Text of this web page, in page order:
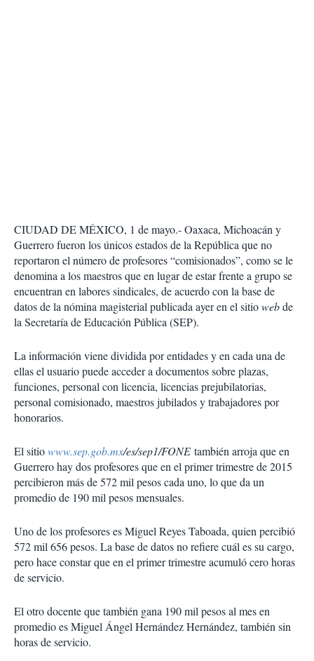
CIUDAD DE MÉXICO, 1 de mayo.- Oaxaca, Michoacán y
Guerrero fueron los únicos estados de la República que no
reportaron el número de profesores “comisionados”, como se le
denomina a los maestros que en lugar de estar frente a grupo se
encuentran en labores sindicales, de acuerdo con la base de
datos de la nómina magisterial publicada ayer en el sitiowebde
la Secretaría de Educación Pública (SEP).
La información viene dividida por entidades y en cada una de
ellas el usuario puede acceder a documentos sobre plazas,
funciones, personal con licencia, licencias prejubilatorias,
personal comisionado, maestros jubilados y trabajadores por
honorarios.
El sitiowww.sep.gob.mx/es/sep1/FONE también arroja que en
Guerrero hay dos profesores que en el primer trimestre de 2015
percibieron más de 572 mil pesos cada uno, lo que da un
promedio de 190 mil pesos mensuales.
Uno de los profesores es Miguel Reyes Taboada, quien percibió
572 mil 656 pesos. La base de datos no refiere cuál es su cargo,
pero hace constar que en el primer trimestre acumuló cero horas
de servicio.
El otro docente que también gana 190 mil pesos al mes en
promedio es Miguel Ángel Hernández Hernández, también sin
horas de servicio.